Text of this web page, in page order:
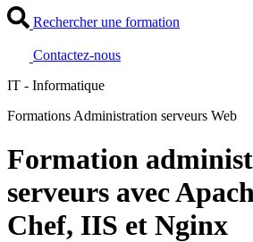
Rechercher une formation
Contactez-nous
IT - Informatique
Formations Administration serveurs Web
Formation
serveurs avec
Chef, IIS et Nginx